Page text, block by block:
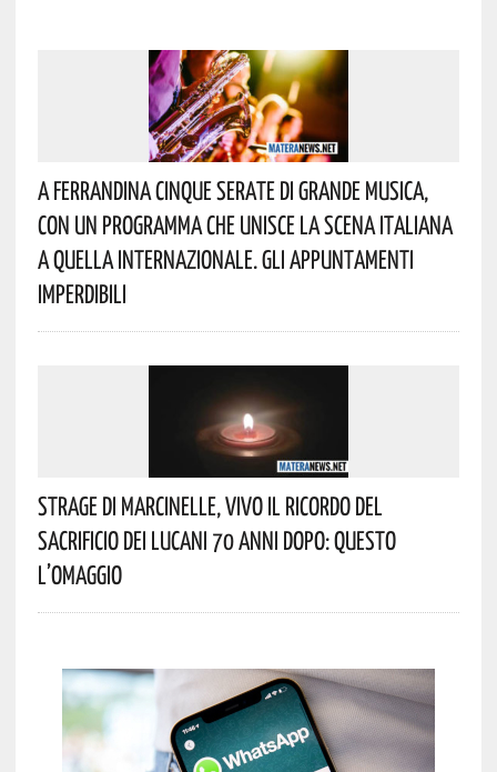
A Ferrandina Cinque Serate Di Grande Musica,
Con Un Programma Che Unisce La Scena Italiana
A Quella Internazionale. Gli Appuntamenti
Imperdibili
Strage Di Marcinelle, Vivo Il Ricordo Del
Sacrificio Dei Lucani 70 Anni Dopo: Questo
L’omaggio